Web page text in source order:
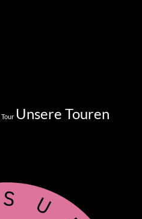
Tour Unsere Touren